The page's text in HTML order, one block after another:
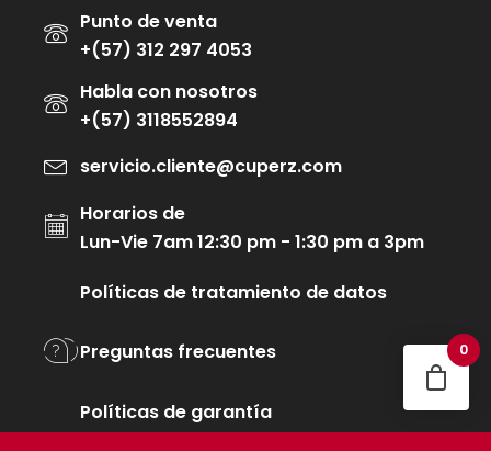
Punto de venta
+(57) 312 297 4053
Habla con nosotros
+(57) 3118552894
servicio.cliente@cuperz.com
Horarios de
Lun-Vie 7am 12:30 pm - 1:30 pm a 3pm
Políticas de tratamiento de datos
Preguntas frecuentes
Políticas de garantía
0